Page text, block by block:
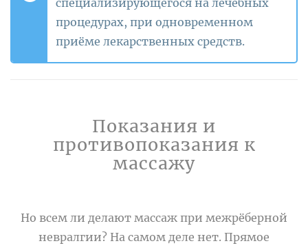
специализирующегося на лечебных
процедурах, при одновременном
приёме лекарственных средств.
Показания и
противопоказания к
массажу
Но всем ли делают массаж при межрёберной
невралгии? На самом деле нет. Прямое